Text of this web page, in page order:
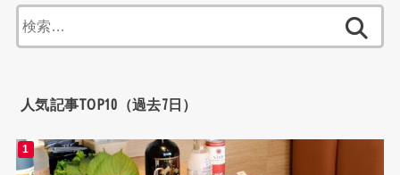
索:
人気記事TOP10（過去7日）